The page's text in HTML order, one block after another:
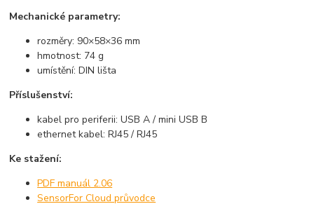
Mechanické parametry:
rozměry: 90×58×36 mm
hmotnost: 74 g
umístění: DIN lišta
Příslušenství:
kabel pro periferii: USB A / mini USB B
ethernet kabel: RJ45 / RJ45
Ke stažení:
PDF manuál 2.06
SensorFor Cloud průvodce